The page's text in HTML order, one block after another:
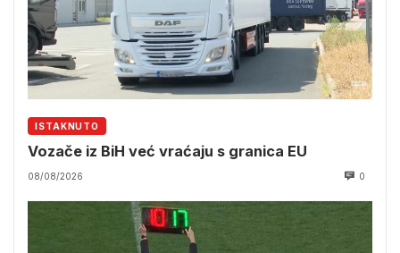
ISTAKNUTO
Vozače iz BiH već vraćaju s granica EU
08/08/2026 0